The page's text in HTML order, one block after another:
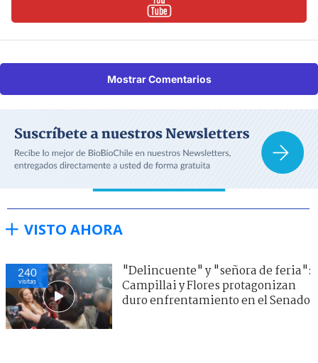
Mostrar Comentarios
VISTO AHORA
240
visitas
"Delincuente" y "señora de feria":
Campillai y Flores protagonizan
duro enfrentamiento en el Senado